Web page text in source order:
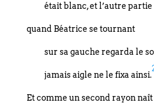
était blanc, et l’autre
quand Béatrice se tournant
sur sa gauche regarda le
jamais aigle ne le fixa ainsi.
Et comme un second rayon naît